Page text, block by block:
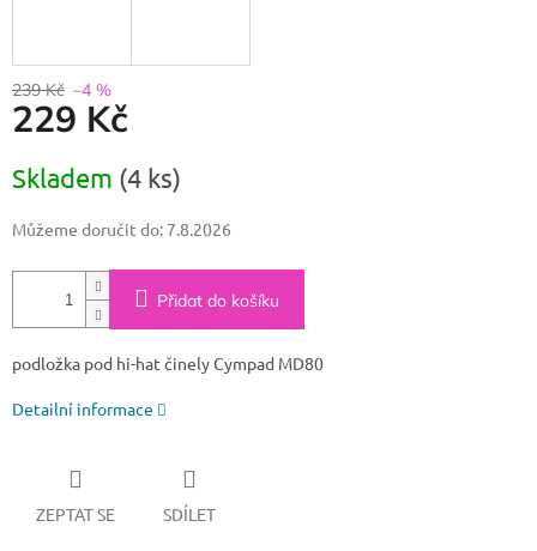
239 Kč –4 %
229 Kč
cena:
Skladem (4 ks)
Můžeme doručit do: 7.8.2026
Přidat do košíku
podložka pod hi-hat činely Cympad MD80
Detailní informace
ZEPTAT SE SDÍLET